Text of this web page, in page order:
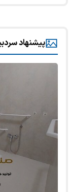
پیشنهاد